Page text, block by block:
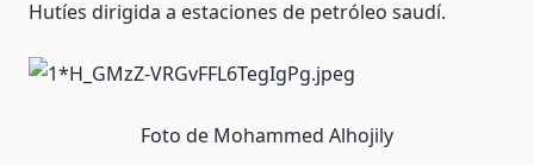
Hutíes dirigida a estaciones de petróleo saudí.
Foto de Mohammed Alhojily